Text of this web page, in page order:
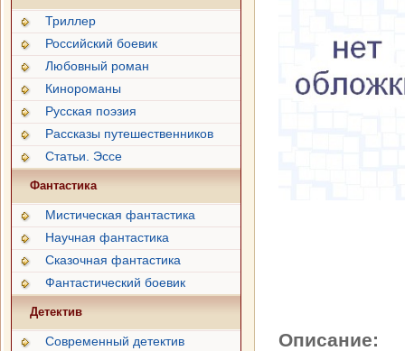
Описание:
Триллер
Российский боевик
Любовный роман
Кинороманы
Русская поэзия
Рассказы путешественников
Статьи. Эссе
Фантастика
Мистическая фантастика
Научная фантастика
Сказочная фантастика
Фантастический боевик
Детектив
Современный детектив